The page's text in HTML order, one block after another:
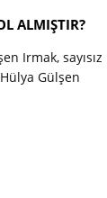
ALMIŞTIR?
Irmak, sayısız
Gülşen